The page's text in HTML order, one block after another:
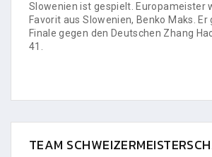
Slowenien ist gespielt. Europameister
Favorit aus Slowenien, Benko Maks. Er
Finale gegen den Deutschen Zhang
41.
TEAM